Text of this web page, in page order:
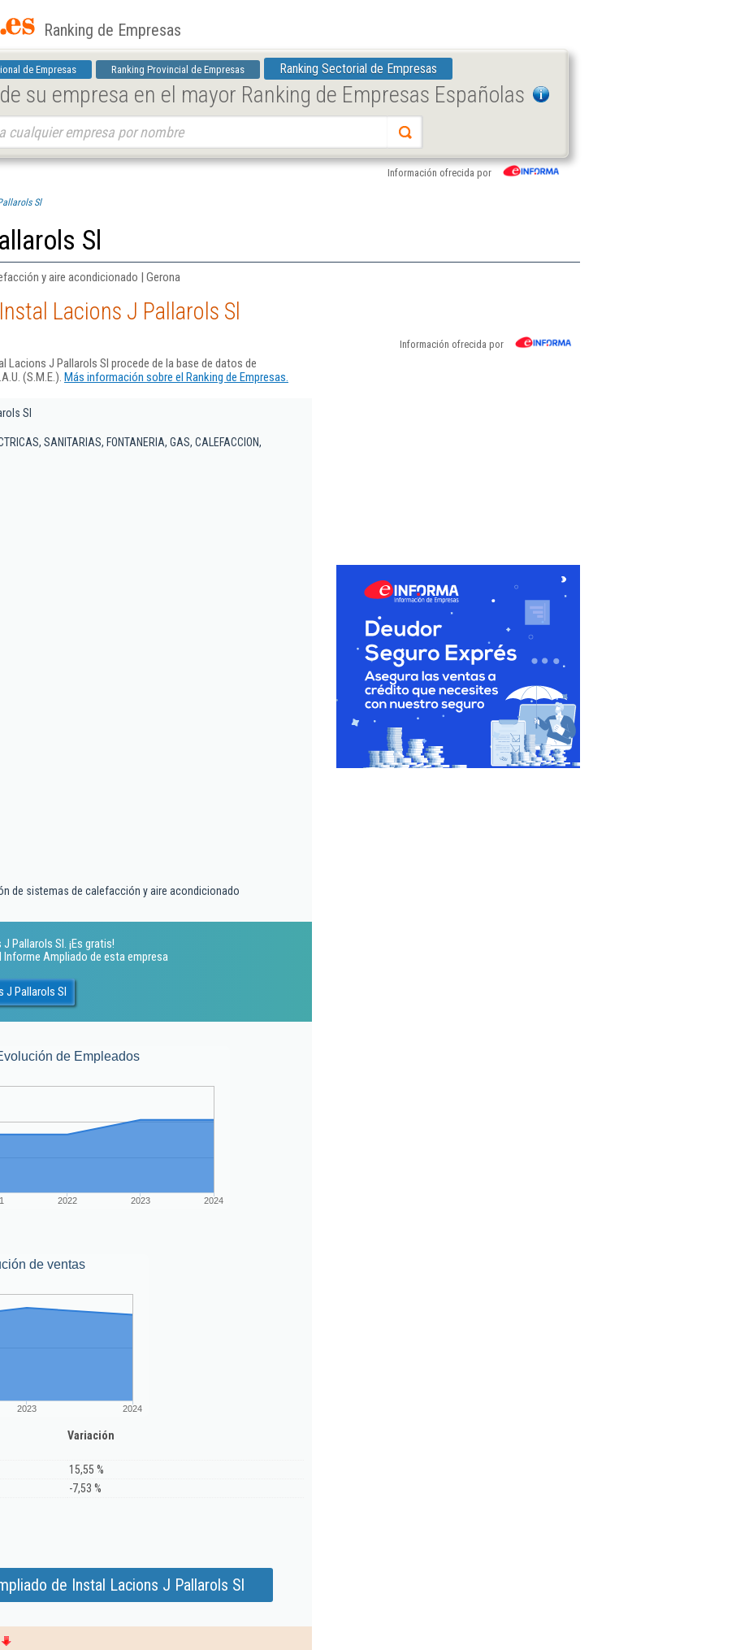
Ranking de Empresas
de Empresas Ranking Provincial de Empresas Ranking Sectorial de Empresas
su empresa en el mayor Ranking de Empresas Españolas
Información ofrecida por
Sl
Sl
y aire acondicionado | Gerona
Lacions J Pallarols Sl
Información ofrecida por
Lacions J Pallarols Sl procede de la base de datos de
(S.M.E.). Más información sobre el Ranking de Empresas.
Sl
SANITARIAS, FONTANERIA, GAS, CALEFACCION,
de sistemas de calefacción y aire acondicionado
Pallarols Sl. ¡Es gratis!
Ampliado de esta empresa
J Pallarols Sl
de Empleados
2022 2023 2024
de ventas
2023 2024
Variación
15,55 %
-7,53 %
de Instal Lacions J Pallarols Sl